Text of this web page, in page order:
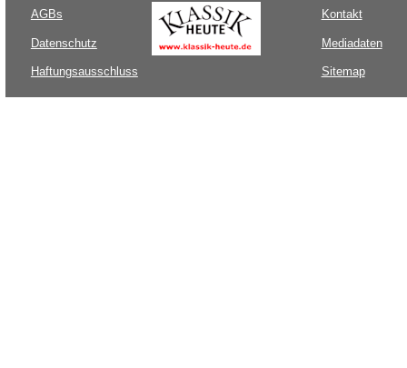
AGBs
Datenschutz
Haftungsausschluss
Kontakt
Mediadaten
Sitemap